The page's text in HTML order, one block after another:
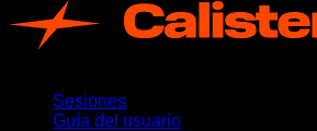
Sesiones
Guía del usuario